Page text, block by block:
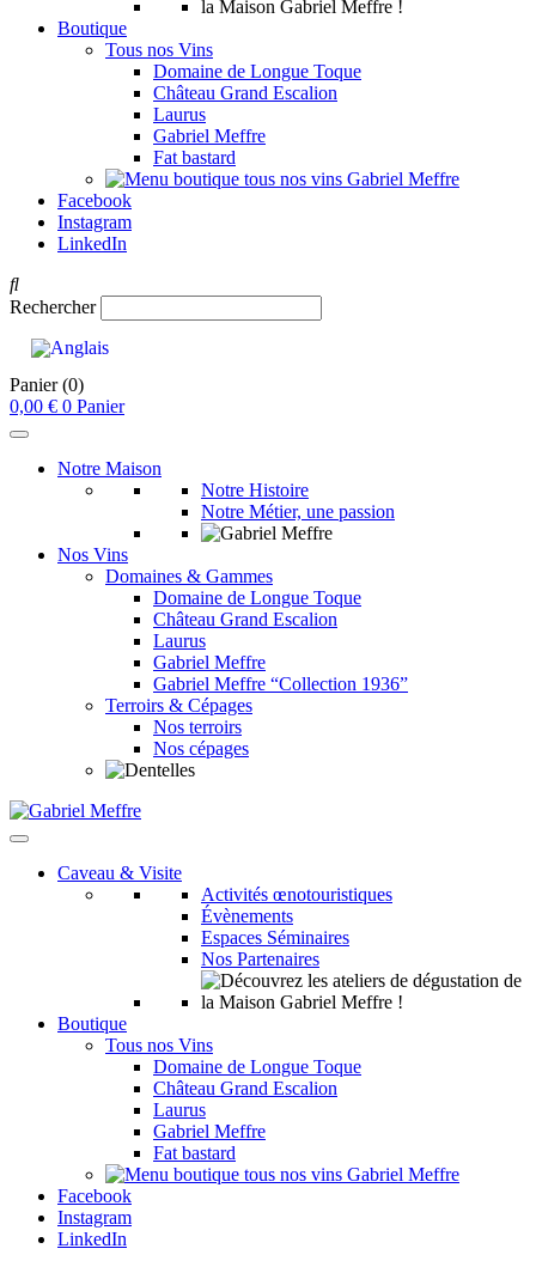
Boutique
Tous nos Vins
Domaine de Longue Toque
Château Grand Escalion
Laurus
Gabriel Meffre
Fat bastard
Facebook
Instagram
LinkedIn
Rechercher
Panier (0)
0,00 € 0 Panier
Notre Maison
Notre Histoire
Notre Métier, une passion
Nos Vins
Domaines & Gammes
Domaine de Longue Toque
Château Grand Escalion
Laurus
Gabriel Meffre
Gabriel Meffre “Collection 1936”
Terroirs & Cépages
Nos terroirs
Nos cépages
Caveau & Visite
Activités œnotouristiques
Évènements
Espaces Séminaires
Nos Partenaires
Boutique
Tous nos Vins
Domaine de Longue Toque
Château Grand Escalion
Laurus
Gabriel Meffre
Fat bastard
Facebook
Instagram
LinkedIn